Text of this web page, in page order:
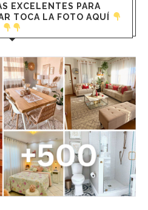
EXCELENTES PARA
TOCA LA FOTO AQUÍ